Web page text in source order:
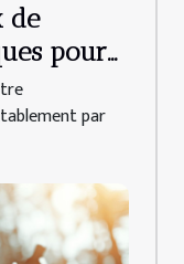
de
pour
par